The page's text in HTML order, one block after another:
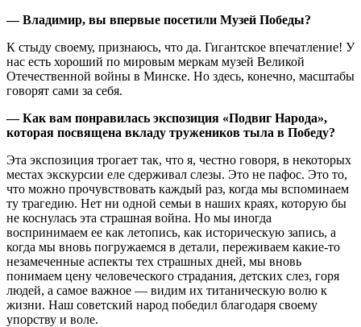
— Владимир, вы впервые посетили Музей Победы?
К стыду своему, признаюсь, что да. Гигантское впечатление! У
нас есть хороший по мировым меркам музей Великой
Отечественной войны в Минске. Но здесь, конечно, масштабы
говорят сами за себя.
— Как вам понравилась экспозиция «Подвиг Народа»,
которая посвящена вкладу тружеников тыла в Победу?
Эта экспозиция трогает так, что я, честно говоря, в некоторых
местах экскурсии еле сдерживал слезы. Это не пафос. Это то,
что можно прочувствовать каждый раз, когда мы вспоминаем
ту трагедию. Нет ни одной семьи в наших краях, которую бы
не коснулась эта страшная война. Но мы иногда
воспринимаем ее как летопись, как историческую запись, а
когда мы вновь погружаемся в детали, переживаем какие-то
незамеченные аспекты тех страшных дней, мы вновь
понимаем цену человеческого страдания, детских слез, горя
людей, а самое важное — видим их титаническую волю к
жизни. Наш советский народ победил благодаря своему
упорству и воле.